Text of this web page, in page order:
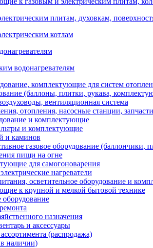
плитам, духовкам,
котлам
водонагревателям
комплектующие для систем
(баллоны, плитки, рукава,
вентиляционная система
отопления, насосные станции, запчасти
и комплектующие
и комплектующие
и каминов
газовое оборудование (баллончики,
пищи на огне
для самогоноварения
нагреватели
осветительное оборудование и
к крупной и мелкой бытовой технике
оборудование
назначения
и аксессуары
(распродажа)
наличии)